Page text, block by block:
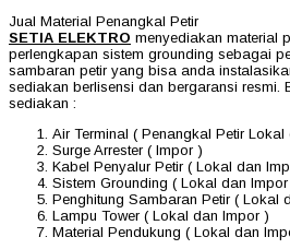
Jual Material Penangkal Petir
SETIA ELEKTRO menyediakan material
perlengkapan sistem grounding sebagai
sambaran petir yang bisa anda
sediakan berlisensi dan bergaransi resmi.
sediakan :
Air Terminal ( Penangkal Petir
Surge Arrester ( Impor )
Kabel Penyalur Petir ( Lokal dan
Sistem Grounding ( Lokal dan Impor
Penghitung Sambaran Petir ( Lokal
Lampu Tower ( Lokal dan Impor )
Material Pendukung ( Lokal dan